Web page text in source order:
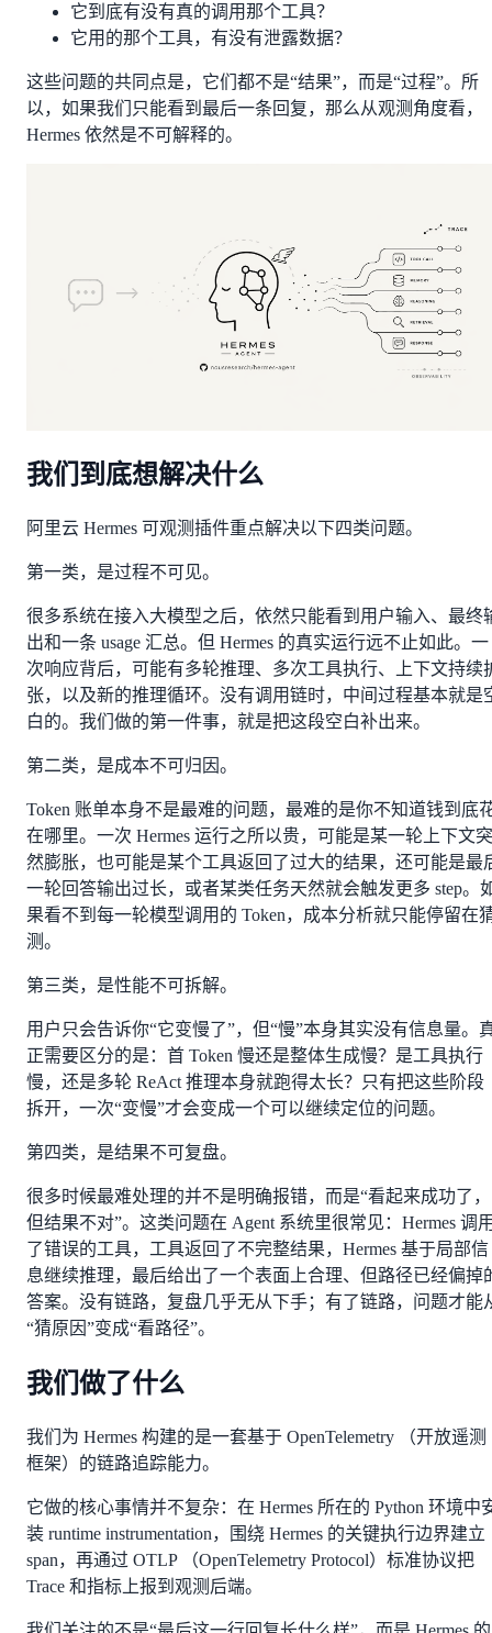
它到底有没有真的调用那个工具？
它用的那个工具，有没有泄露数据？
这些问题的共同点是，它们都不是“结果”，而是“过程”。所
以，如果我们只能看到最后一条回复，那么从观测角度看，
Hermes 依然是不可解释的。
我们到底想解决什么
阿里云 Hermes 可观测插件重点解决以下四类问题。
第一类，是过程不可见。
很多系统在接入大模型之后，依然只能看到用户输入、最终
出和一条 usage 汇总。但 Hermes 的真实运行远不止如此。一
次响应背后，可能有多轮推理、多次工具执行、上下文持续
张，以及新的推理循环。没有调用链时，中间过程基本就是
白的。我们做的第一件事，就是把这段空白补出来。
第二类，是成本不可归因。
Token 账单本身不是最难的问题，最难的是你不知道钱到底
在哪里。一次 Hermes 运行之所以贵，可能是某一轮上下文突
然膨胀，也可能是某个工具返回了过大的结果，还可能是最
一轮回答输出过长，或者某类任务天然就会触发更多 step。
果看不到每一轮模型调用的 Token，成本分析就只能停留在
测。
第三类，是性能不可拆解。
用户只会告诉你“它变慢了”，但“慢”本身其实没有信息量。
正需要区分的是：首 Token 慢还是整体生成慢？是工具执行
慢，还是多轮 ReAct 推理本身就跑得太长？只有把这些阶段
拆开，一次“变慢”才会变成一个可以继续定位的问题。
第四类，是结果不可复盘。
很多时候最难处理的并不是明确报错，而是“看起来成功了，
但结果不对”。这类问题在 Agent 系统里很常见：Hermes 调
了错误的工具，工具返回了不完整结果，Hermes 基于局部信
息继续推理，最后给出了一个表面上合理、但路径已经偏掉
答案。没有链路，复盘几乎无从下手；有了链路，问题才能
“猜原因”变成“看路径”。
我们做了什么
我们为 Hermes 构建的是一套基于 OpenTelemetry （开放遥测
框架）的链路追踪能力。
它做的核心事情并不复杂：在 Hermes 所在的 Python 环境中
装 runtime instrumentation，围绕 Hermes 的关键执行边界建立
span，再通过 OTLP （OpenTelemetry Protocol）标准协议把
Trace 和指标上报到观测后端。